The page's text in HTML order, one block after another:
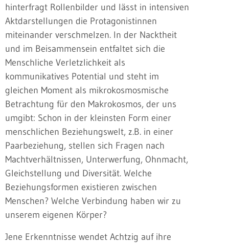
hinterfragt Rollenbilder und lässt in intensiven
Aktdarstellungen die Protagonistinnen
miteinander verschmelzen. In der Nacktheit
und im Beisammensein entfaltet sich die
Menschliche Verletzlichkeit als
kommunikatives Potential und steht im
gleichen Moment als mikrokosmosmische
Betrachtung für den Makrokosmos, der uns
umgibt: Schon in der kleinsten Form einer
menschlichen Beziehungswelt, z.B. in einer
Paarbeziehung, stellen sich Fragen nach
Machtverhältnissen, Unterwerfung, Ohnmacht,
Gleichstellung und Diversität. Welche
Beziehungsformen existieren zwischen
Menschen? Welche Verbindung haben wir zu
unserem eigenen Körper?
Jene Erkenntnisse wendet Achtzig auf ihre